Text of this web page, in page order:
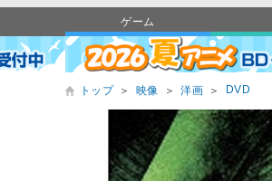
ゲーム
トップ ＞ 映像 ＞ 洋画 ＞ DVD